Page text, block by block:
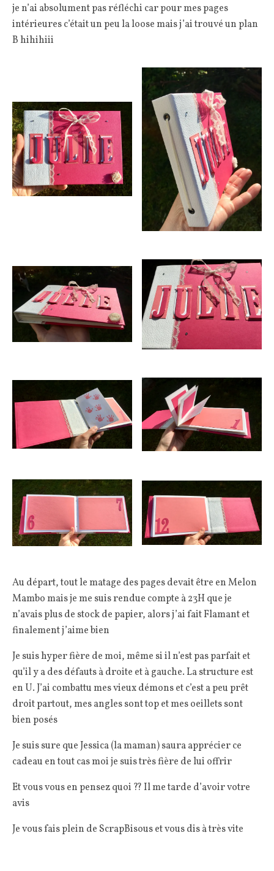
je n’ai absolument pas réfléchi car pour mes pages
intérieures c’était un peu la loose mais j’ai trouvé un plan
B hihihiii
Au départ, tout le matage des pages devait être en Melon
Mambo mais je me suis rendue compte à 23H que je
n’avais plus de stock de papier, alors j’ai fait Flamant et
finalement j’aime bien
Je suis hyper fière de moi, même si il n’est pas parfait et
qu’il y a des défauts à droite et à gauche. La structure est
en U. J’ai combattu mes vieux démons et c’est a peu prêt
droit partout, mes angles sont top et mes oeillets sont
bien posés
Je suis sure que Jessica (la maman) saura apprécier ce
cadeau en tout cas moi je suis très fière de lui offrir
Et vous vous en pensez quoi ?? Il me tarde d’avoir votre
avis
Je vous fais plein de ScrapBisous et vous dis à très vite